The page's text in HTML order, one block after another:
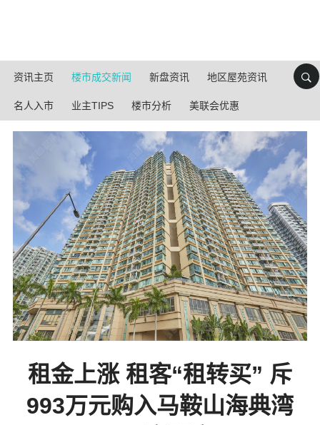
资讯主页 楼市成交新闻 新盘资讯 地区屋苑资讯
名人入市 业主TIPS 楼市分析 美联会优惠
租金上涨 租客“租转买” 斥
993万元购入马鞍山海典湾